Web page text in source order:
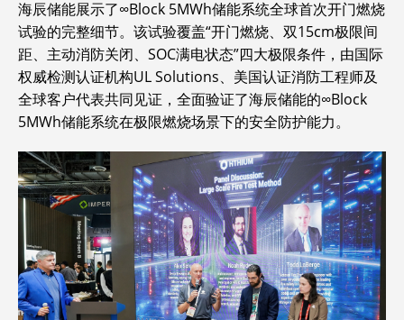
海辰储能展示了∞Block 5MWh储能系统全球首次开门燃烧
试验的完整细节。该试验覆盖“开门燃烧、双15cm极限间
距、主动消防关闭、SOC满电状态”四大极限条件，由国际
权威检测认证机构UL Solutions、美国认证消防工程师及
全球客户代表共同见证，全面验证了海辰储能的∞Block
5MWh储能系统在极限燃烧场景下的安全防护能力。